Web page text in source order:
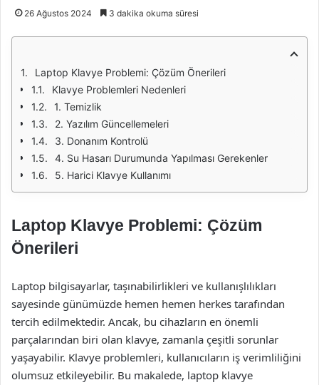
26 Ağustos 2024 3 dakika okuma süresi
Laptop Klavye Problemi: Çözüm Önerileri
Klavye Problemleri Nedenleri
1. Temizlik
2. Yazılım Güncellemeleri
3. Donanım Kontrolü
4. Su Hasarı Durumunda Yapılması Gerekenler
5. Harici Klavye Kullanımı
Laptop Klavye Problemi: Çözüm
Önerileri
Laptop bilgisayarlar, taşınabilirlikleri ve kullanışlılıkları
sayesinde günümüzde hemen hemen herkes tarafından
tercih edilmektedir. Ancak, bu cihazların en önemli
parçalarından biri olan klavye, zamanla çeşitli sorunlar
yaşayabilir. Klavye problemleri, kullanıcıların iş verimliliğini
olumsuz etkileyebilir. Bu makalede, laptop klavye